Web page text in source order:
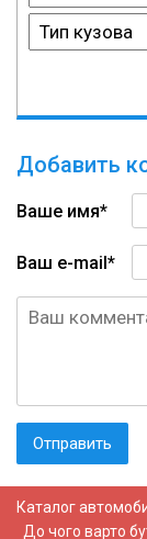
Добавить
Ваше имя*
Ваш e-mail*
Каталог
До чого варто